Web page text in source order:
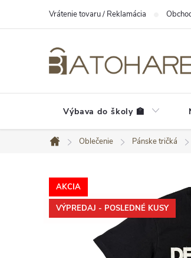
Vrátenie tovaru / Reklamácia
Výbava do školy 🏫
Domov
Oblečenie Pánske tričká
AKCIA
VÝPREDAJ - POSLEDNÉ KUSY